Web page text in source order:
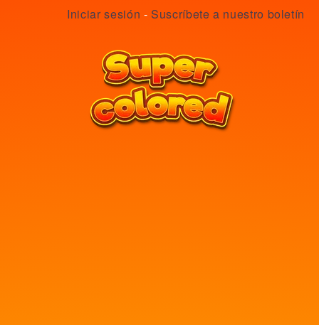
Iniciar sesión -Suscríbete a nuestro boletín